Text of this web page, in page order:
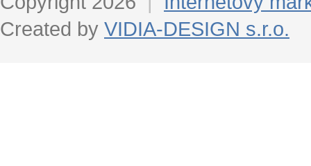
Created by VIDIA-DESIGN s.r.o.